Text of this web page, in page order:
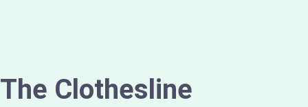
The Clothesline